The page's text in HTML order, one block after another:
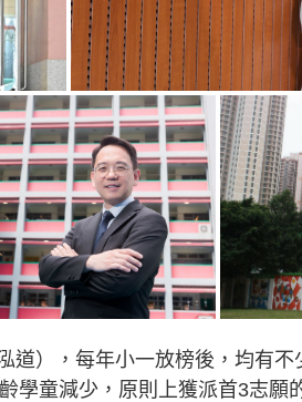
道），每年小一放榜後，均有不
學童減少，原則上獲派首3志願